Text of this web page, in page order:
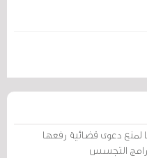
لمنع دعوى قضائية رفعها
التجسس